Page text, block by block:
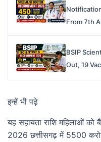
From 7th
BSIP
Out, 19
इन्हें भी पढ़े
यह सहायता राशि महिलाओं
2026 छत्तीसगढ़ में 5500